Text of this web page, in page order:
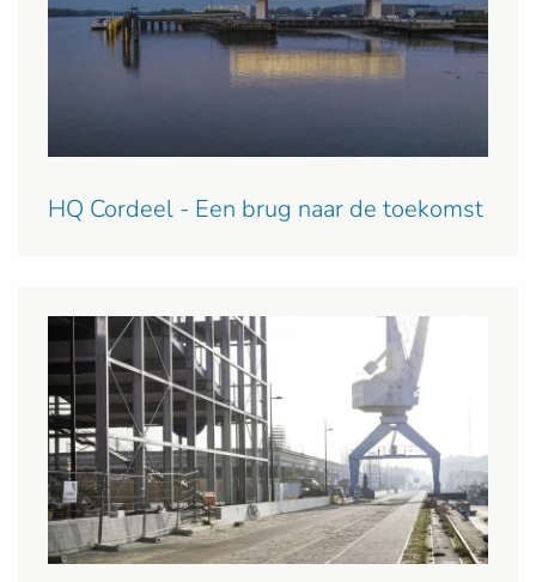
HQ Cordeel - Een brug naar de toekomst